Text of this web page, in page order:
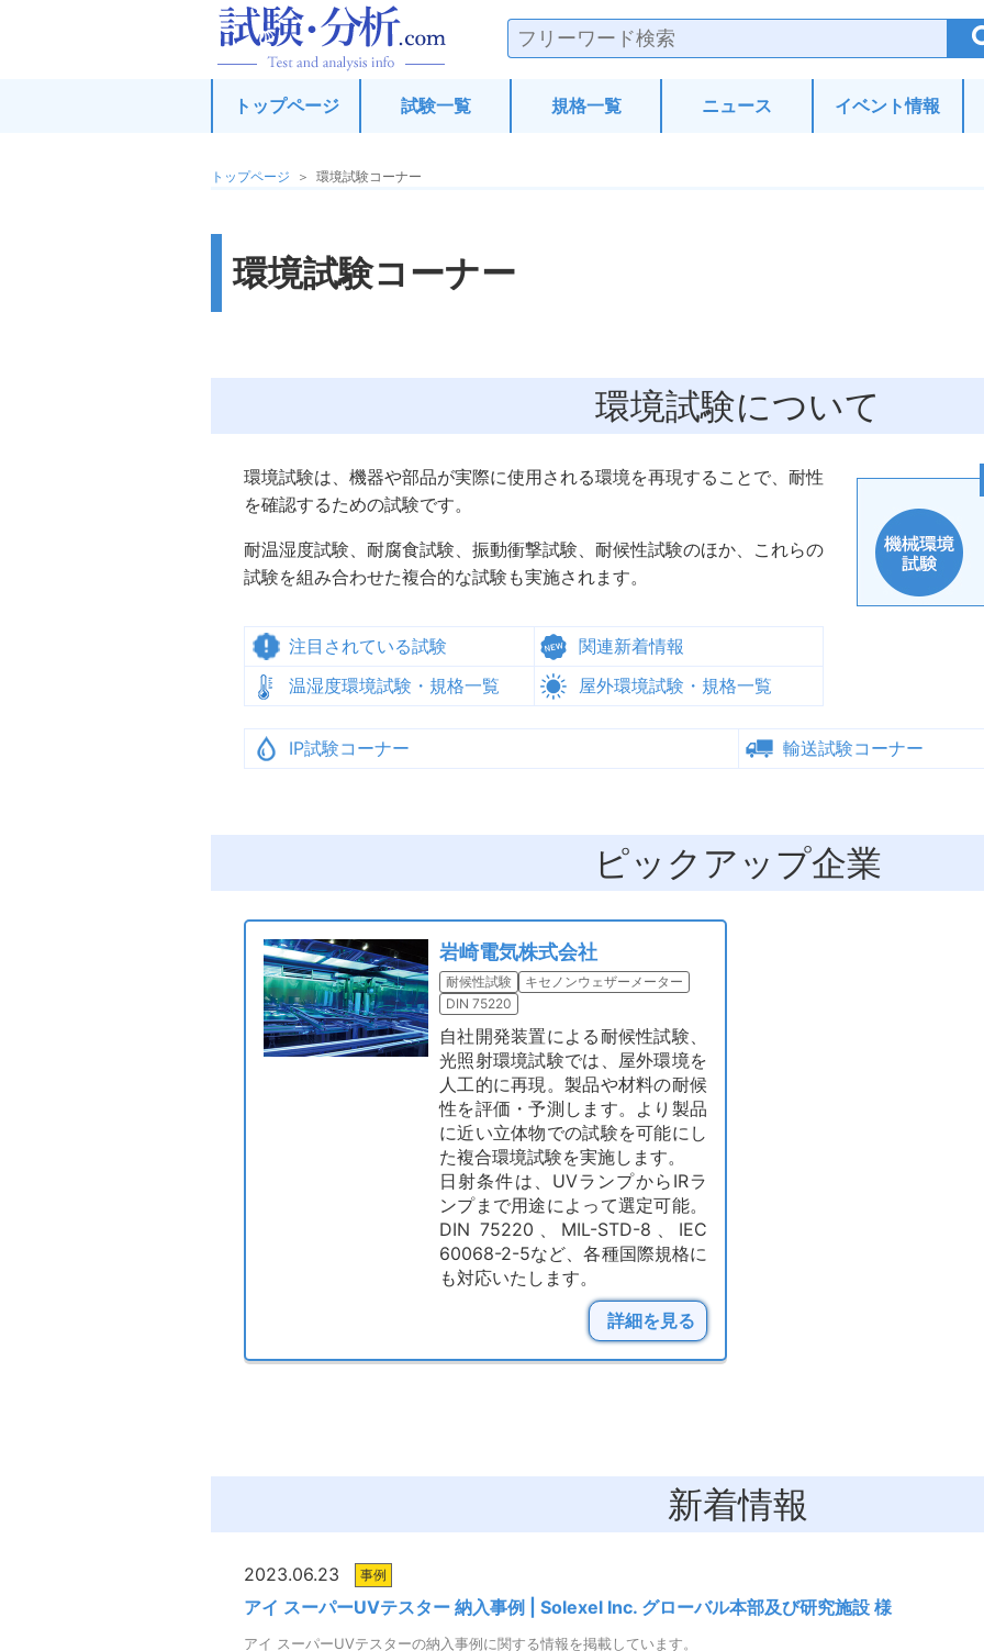
試験・分析.com
トップページ 試験一覧 規格一覧 ニュース イベント情報
トップページ 環境試験コーナー
環境試験コーナー
環境試験について
環境試験は、機器や部品が実際に使用される環境を再現することで、耐性
を確認するための試験です。
耐温湿度試験、耐腐食試験、振動衝撃試験、耐候性試験のほか、これらの
試験を組み合わせた複合的な試験も実施されます。
注目されている試験
温湿度環境試験・規格一覧
関連新着情報
屋外環境試験・規格一覧
IP試験コーナー 輸送試験コーナー
ピックアップ企業
岩崎電気株式会社
耐候性試験
キセノンウェザーメーター
DIN 75220
自社開発装置による耐候性試験、
光照射環境試験では、屋外環境を
人工的に再現。製品や材料の耐候
性を評価・予測します。より製品
に近い立体物での試験を可能にし
た複合環境試験を実施します。
日射条件は、UVランプからIRラ
ンプまで用途によって選定可能。
DIN 75220、MIL-STD-8、IEC
60068-2-5など、各種国際規格に
も対応いたします。
詳細を見る
新着情報
2023.06.23 事例
アイ スーパーUVテスター 納入事例 | Solexel Inc. グローバル本部及び研究施設 様
アイ スーパーUVテスターの納入事例に関する情報を掲載しています。